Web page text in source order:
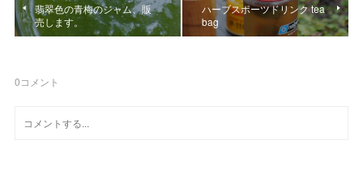
翡翠色の青梅のジャム、販
売します。
ハーブスポーツドリンク tea
bag
0コメント